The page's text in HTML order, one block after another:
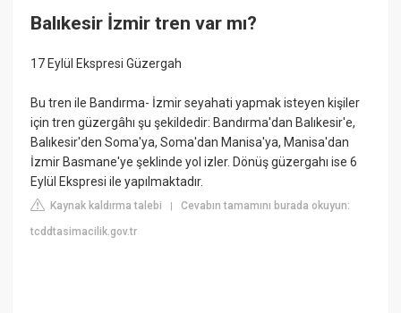
Balıkesir İzmir tren var mı?
17 Eylül Ekspresi Güzergah
Bu tren ile Bandırma- İzmir seyahati yapmak isteyen kişiler
için tren güzergâhı şu şekildedir: Bandırma'dan Balıkesir'e,
Balıkesir'den Soma'ya, Soma'dan Manisa'ya, Manisa'dan
İzmir Basmane'ye şeklinde yol izler. Dönüş güzergahı ise 6
Eylül Ekspresi ile yapılmaktadır.
Kaynak kaldırma talebi |Cevabın tamamını burada okuyun:
tcddtasimacilik.gov.tr